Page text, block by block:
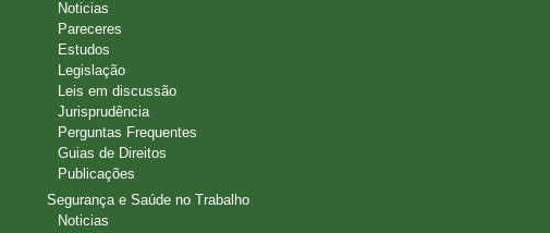
Noticias
Pareceres
Estudos
Legislação
Leis em discussão
Jurisprudência
Perguntas Frequentes
Guias de Direitos
Publicações
Segurança e Saúde no Trabalho
Noticias